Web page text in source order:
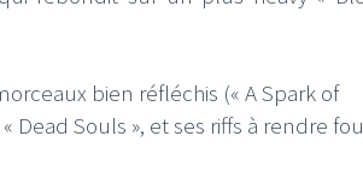
bien réfléchis (« A Spark of
Souls », et ses riffs à rendre